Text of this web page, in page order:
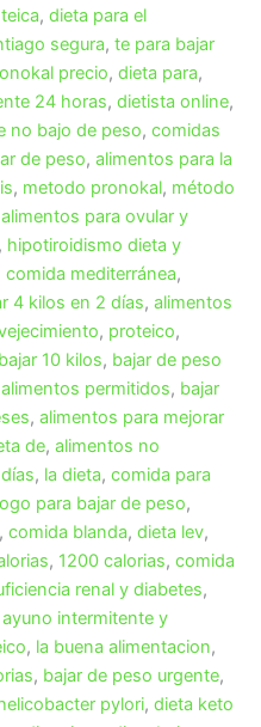
, dieta para el
segura, te para bajar
precio, dieta para,
24 horas, dietista online,
no bajo de peso, comidas
de peso, alimentos para la
, metodo pronokal, método
alimentos para ovular y
, hipotiroidismo dieta y
comida mediterránea,
4 kilos en 2 días, alimentos
, proteico,
10 kilos, bajar de peso
permitidos, bajar
, alimentos para mejorar
de, alimentos no
, la dieta, comida para
para bajar de peso,
, comida blanda, dieta lev,
, 1200 calorias, comida
renal y diabetes,
ayuno intermitente y
, la buena alimentacion,
, bajar de peso urgente,
pylori, dieta keto